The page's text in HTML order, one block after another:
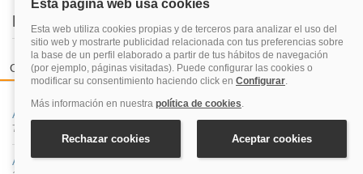
Destinos más populares en Quehoteles
Ciudades españolas Zonas de playas más reservadas
A Coruña
71 hoteles
Albacete